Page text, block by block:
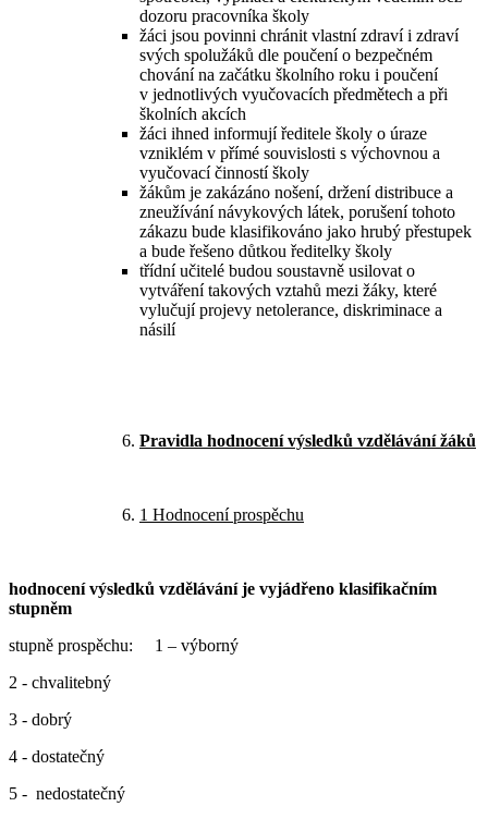
dozoru pracovníka školy
žáci jsou povinni chránit vlastní zdraví i zdraví
svých spolužáků dle poučení o bezpečném
chování na začátku školního roku i poučení
v jednotlivých vyučovacích předmětech a při
školních akcích
žáci ihned informují ředitele školy o úraze
vzniklém v přímé souvislosti s výchovnou a
vyučovací činností školy
žákům je zakázáno nošení, držení distribuce a
zneužívání návykových látek, porušení tohoto
zákazu bude klasifikováno jako hrubý přestupek
a bude řešeno důtkou ředitelky školy
třídní učitelé budou soustavně usilovat o
vytváření takových vztahů mezi žáky, které
vylučují projevy netolerance, diskriminace a
násilí
Pravidla hodnocení výsledků vzdělávání žáků
1 Hodnocení prospěchu
hodnocení výsledků vzdělávání je vyjádřeno klasifikačním
stupněm
stupně prospěchu: 1 – výborný
2 - chvalitebný
3 - dobrý
4 - dostatečný
5 - nedostatečný